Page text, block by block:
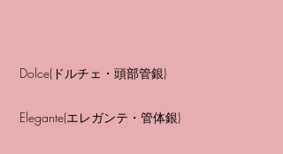
Dolce(ドルチェ・頭部管銀)
Elegante(エレガンテ・管体銀)